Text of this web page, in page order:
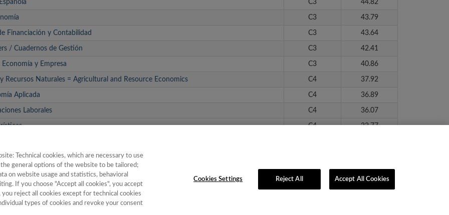
C3 44.82
C3 43.79
Financiación y Contabilidad C3 43.64
/ Cuadernos de Gestión C3 42.41
y Empresa C3 40.86
Recursos Naturales = Agricultural and Resource Economics C4 37.92
Aplicada C4 36.89
Laborales C4 36.07
C4 32.77
Estudios Agrosociales y Pesqueros (REEAP)
Technical cookies, which are necessary to use
general options of the website to be tailored;
on website usage and statistics, behavioral
If you choose "Accept all cookies", you accept
reject all cookies except for technical cookies
types of cookies and revoke your consent
Cookies Settings Reject All Accept All Cookies